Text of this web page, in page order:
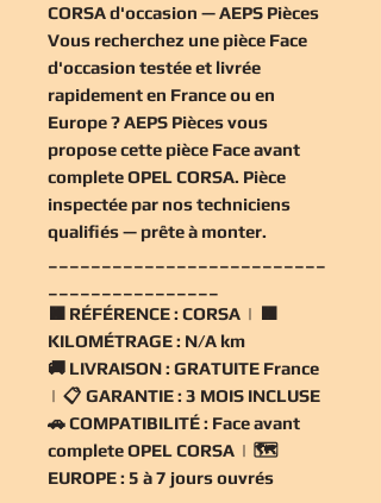
CORSA d'occasion — AEPS Pièces
Vous recherchez une pièce Face
d'occasion testée et livrée
rapidement en France ou en
Europe ? AEPS Pièces vous
propose cette pièce Face avant
complete OPEL CORSA. Pièce
inspectée par nos techniciens
qualifiés — prête à monter.
🟧 RÉFÉRENCE : CORSA | 🟧
KILOMÉTRAGE : N/A km
🚚 LIVRAISON : GRATUITE France
| 📋 GARANTIE : 3 MOIS INCLUSE
🚗COMPATIBILITÉ : Face avant
complete OPEL CORSA | 🗺️
EUROPE : 5 à 7 jours ouvrés